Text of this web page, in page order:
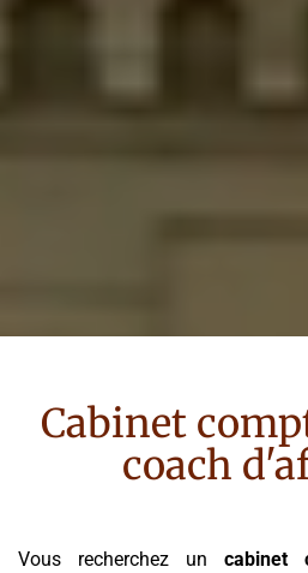
Cabinet
coach
Vous recherchez un cabinet